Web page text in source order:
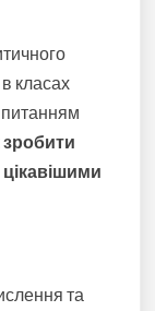
класах
питанням
зробити
та